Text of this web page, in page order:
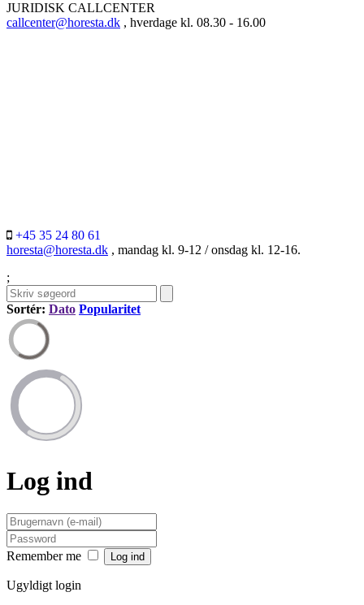
JURIDISK CALLCENTER
callcenter@horesta.dk , hverdage kl. 08.30 - 16.00
+45 35 24 80 61
horesta@horesta.dk , mandag kl. 9-12 / onsdag kl. 12-16.
;
Sortér: Dato Popularitet
Log ind
Remember me
Ugyldigt login